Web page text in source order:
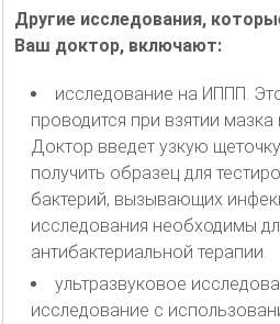
Другие исследования,
Ваш доктор, включают:
исследование на ИППП.
проводится при взятии
Доктор введет узкую
получить образец для
бактерий, вызывающих
исследования необходимы
антибактериальной терапии.
ультразвуковое
исследование с